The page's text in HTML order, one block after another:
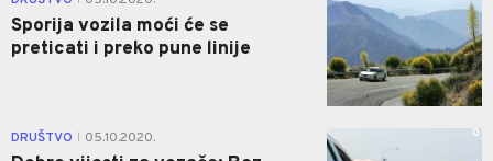
Sporija vozila moći će se
preticati i preko pune linije
DRUŠTVO 05.10.2020. 0